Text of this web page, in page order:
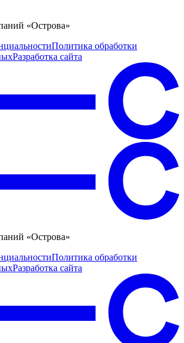
«Острова»
Политика обработки
Разработка сайта
«Острова»
Политика обработки
Разработка сайта